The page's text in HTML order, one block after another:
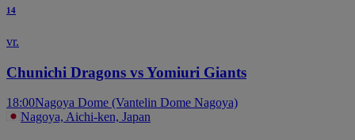
14
vr.
Chunichi Dragons vs Yomiuri Giants
18:00Nagoya Dome (Vantelin Dome Nagoya)
Nagoya, Aichi-ken, Japan